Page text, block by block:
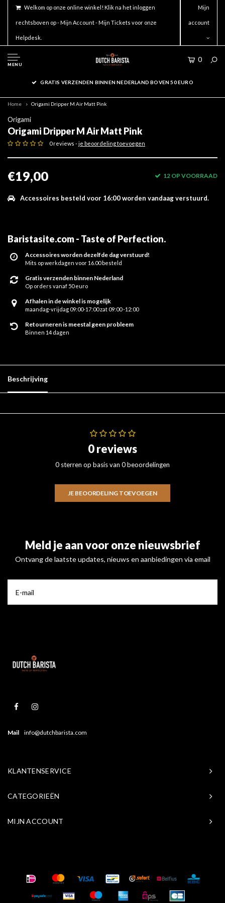
Welkom op onze online winkel! Klik na het inloggen
rechtsboven op - Mijn Account - Mijn Tickets voor onze
Helpdesk.
Mijn
account
MENU
0
GRATIS VERZENDEN BINNEN NEDERLAND BOVEN 50 EURO
Home Origami Dripper M Air Matt Pink
Origami
Origami Dripper M Air Matt Pink
0 reviews -je beoordeling toevoegen
€19,00 12 OP VOORRAAD
Accessoires besteld voor 16:00 worden vandaag verstuurd.
Baristasite.com - Taste of Perfection.
Accessoires worden dezelfde dag verstuurd!
Mits op werkdagen voor 16.00 besteld
Gratis verzenden binnen Nederland
Op orders vanaf 50 euro
Afhalen in de winkel is mogelijk
maandag-vrijdag 09:00-17:00 zat 09:00 -12:00
Retourneren is meestal geen probleem
Binnen 14 dagen
Beschrijving
0 reviews
0 sterren op basis van 0 beoordelingen
JE BEOORDELING TOEVOEGEN
Meld je aan voor onze nieuwsbrief
Ontvang de laatste updates, nieuws en aanbiedingen via email
Mail info@dutchbarista.com
KLANTENSERVICE
CATEGORIEËN
MIJN ACCOUNT